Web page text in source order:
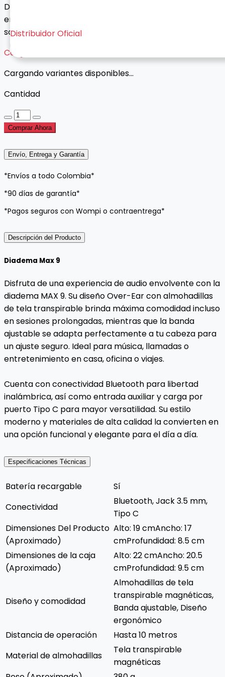
Distribuidor Oficial
Diadema Bluetooth Over-Ear con almohadillas de tela,
entrada auxiliar y carga Tipo C. Comodidad, estilo y
sonido envolvente.
Cargando variantes...
Cargando variantes disponibles...
Cantidad
Comprar Ahora
Envío, Entrega y Garantía
*Envíos a todo Colombia*
*90 días de garantía*
*Pagos seguros con Wompi o contraentrega*
Descripción del Producto
Diadema Max 9
Disfruta de una experiencia de audio envolvente con la
diadema MAX 9. Su diseño Over-Ear con almohadillas
de tela transpirable brinda máxima comodidad incluso
en sesiones prolongadas, mientras que la banda
ajustable se adapta perfectamente a tu cabeza para
un ajuste seguro. Ideal para música, llamadas o
entretenimiento en casa, oficina o viajes.
Cuenta con conectividad Bluetooth para libertad
inalámbrica, así como entrada auxiliar y carga por
puerto Tipo C para mayor versatilidad. Su estilo
moderno y materiales de alta calidad la convierten en
una opción funcional y elegante para el día a día.
Especificaciones Técnicas
Batería recargable
Sí
Conectividad
Bluetooth, Jack 3.5 mm,
Tipo C
Dimensiones Del Producto
(Aproximado)
Alto: 19 cmAncho: 17
cmProfundidad: 8.5 cm
Dimensiones de la caja
(Aproximado)
Alto: 22 cmAncho: 20.5
cmProfundidad: 9.5 cm
Diseño y comodidad
Almohadillas de tela
transpirable magnéticas,
Banda ajustable, Diseño
ergonómico
Distancia de operación
Hasta 10 metros
Material de almohadillas
Tela transpirable
magnéticas